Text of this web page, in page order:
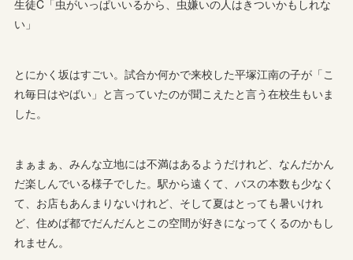
生徒C「虫がいっぱいいるから、虫嫌いの人はきついかもしれな
い」
とにかく坂はすごい。試合か何かで来校した平塚江南の子が「こ
れ毎日はやばい」と言っていたのが聞こえたと言う在校生もいま
した。
まぁまぁ、みんな立地には不満はあるようだけれど、なんだかん
だ楽しんでいる様子でした。駅から遠くて、バスの本数も少なく
て、お店もあんまりないけれど、そして夏はとっても暑いけれ
ど、住めば都でだんだんとこの空間が好きになってくるのかもし
れません。